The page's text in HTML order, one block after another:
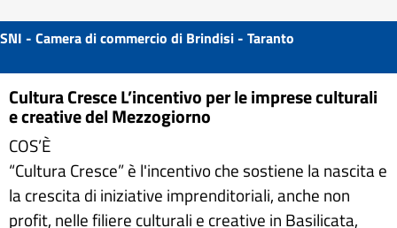
SNI - Camera di commercio di Brindisi - Taranto
Cultura Cresce L’incentivo per le imprese culturali
e creative del Mezzogiorno
COS’È
“Cultura Cresce” è l'incentivo che sostiene la nascita e
la crescita di iniziative imprenditoriali, anche non
profit, nelle filiere culturali e creative in Basilicata,